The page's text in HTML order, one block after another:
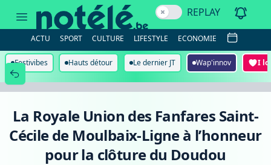
Royale
Union
Saint-
Cécile
Moulbaix-
Ligne
l’honneur
pour
clôture
REPLAY
ACTU SPORT CULTURE LIFESTYLE ECONOMIE
Festivibes Hauts détour Le dernier JT Wap'innov I
La Royale Union des Fanfares Saint-
Cécile de Moulbaix-Ligne à l’honneur
pour la clôture du Doudou